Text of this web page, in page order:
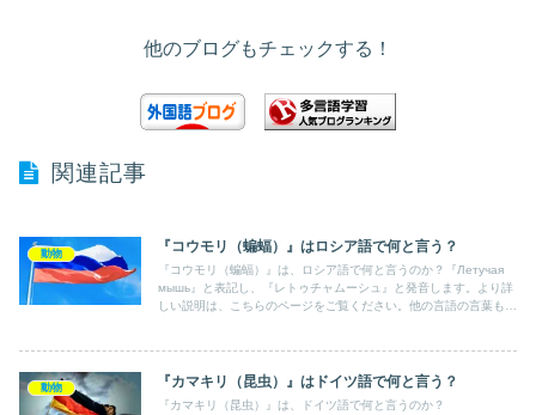
他のブログもチェックする！
関連記事
動物 『コウモリ（蝙蝠）』はロシア語で何と言う？
『コウモリ（蝙蝠）』は、ロシア語で何と言うのか？『Летучая
мышь』と表記し、『レトゥチャムーシュ』と発音します。より詳
しい説明は、こちらのページをご覧ください。他の言語の言葉も紹
動物 『カマキリ（昆虫）』はドイツ語で何と言う？
『カマキリ（昆虫）』は、ドイツ語で何と言うのか？